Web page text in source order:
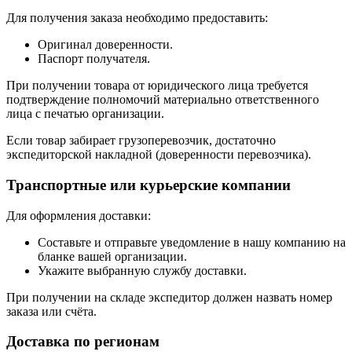
Для получения заказа необходимо предоставить:
Оригинал доверенности.
Паспорт получателя.
При получении товара от юридического лица требуется
подтверждение полномочий материально ответственного
лица с печатью организации.
Если товар забирает грузоперевозчик, достаточно
экспедиторской накладной (доверенности перевозчика).
Транспортные или курьерские компании
Для оформления доставки:
Составьте и отправьте уведомление в нашу компанию на
бланке вашей организации.
Укажите выбранную службу доставки.
При получении на складе экспедитор должен назвать номер
заказа или счёта.
Доставка по регионам